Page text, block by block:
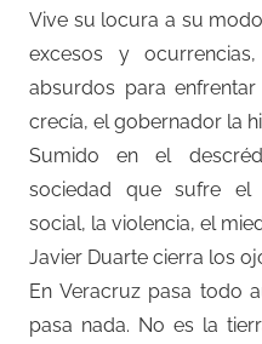
Vive su locura a su
excesos y
absurdos para
crecía, el gobernador la
Sumido en el
sociedad que sufre el
social, la violencia, el
Javier Duarte cierra los
En Veracruz pasa todo
pasa nada. No es la